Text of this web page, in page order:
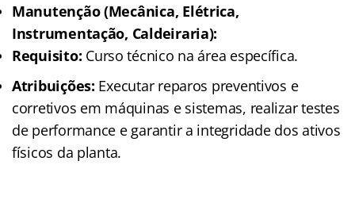
Manutenção (Mecânica, Elétrica,
Instrumentação, Caldeiraria):
Requisito: Curso técnico na área específica.
Atribuições: Executar reparos preventivos e
corretivos em máquinas e sistemas, realizar testes
de performance e garantir a integridade dos ativos
físicos da planta.